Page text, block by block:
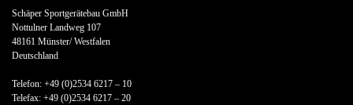
Schäper Sportgerätebau GmbH
Nottulner Landweg 107
48161 Münster/ Westfalen
Deutschland
Telefon: +49 (0)2534 6217 – 10
Telefax: +49 (0)2534 6217 – 20